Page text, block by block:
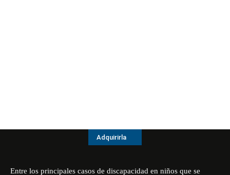
Adquirirla
Entre los principales casos de discapacidad en niños que se